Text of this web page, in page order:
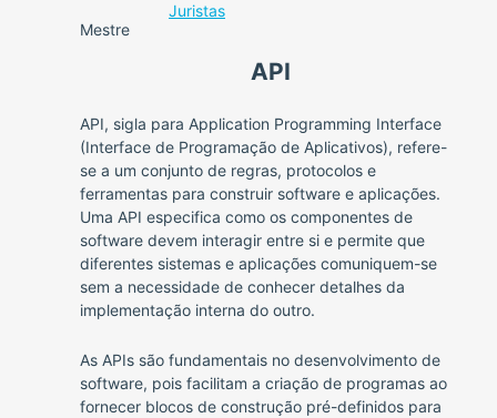
Juristas
Mestre
API
API, sigla para Application Programming Interface
(Interface de Programação de Aplicativos), refere-
se a um conjunto de regras, protocolos e
ferramentas para construir software e aplicações.
Uma API especifica como os componentes de
software devem interagir entre si e permite que
diferentes sistemas e aplicações comuniquem-se
sem a necessidade de conhecer detalhes da
implementação interna do outro.
As APIs são fundamentais no desenvolvimento de
software, pois facilitam a criação de programas ao
fornecer blocos de construção pré-definidos para